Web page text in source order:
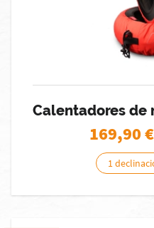
Calentadores de
169,90
1